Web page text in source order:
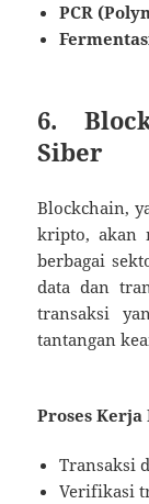
PCR
6.
Siber
Blockchain,
kripto, akan
berbagai
data dan
transaksi
tantangan
Proses
Transaksi
Verifikasi